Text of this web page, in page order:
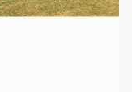
料ダウンロード